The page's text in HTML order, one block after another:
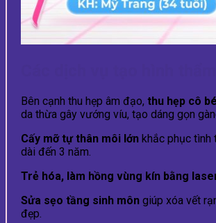
Bên cạnh thu hẹp âm đạo, thu hẹp cô
da thừa gây vướng víu, tạo dáng gọn
Cấy mỡ tự thân môi lớn khắc phục tình
dài đến 3 năm.
Trẻ hóa, làm hồng vùng kín bằng
Sửa sẹo tầng sinh môn giúp xóa vết
đẹp.